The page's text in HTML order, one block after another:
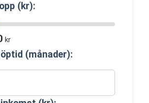
(kr):
kr
(månader):